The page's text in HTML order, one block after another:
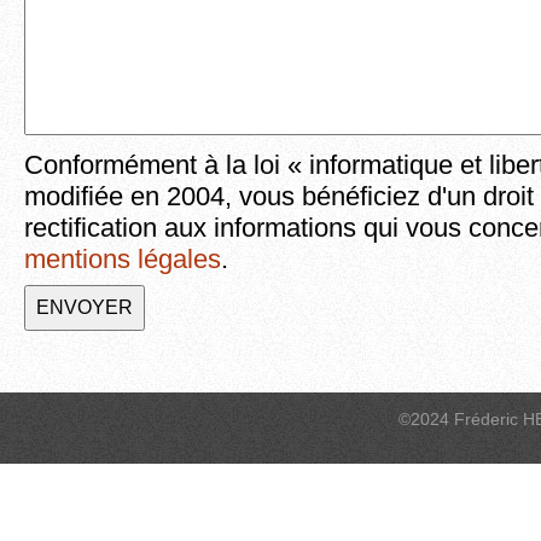
Conformément à la loi « informatique et
modifiée en 2004, vous bénéficiez d'un
rectification aux informations qui vous
mentions légales.
©2024 Fréderic